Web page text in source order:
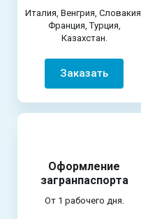
Италия, Венгрия, Словакия,
Франция, Турция,
Казахстан.
Заказать
Оформление
загранпаспорта
От 1 рабочего дня.